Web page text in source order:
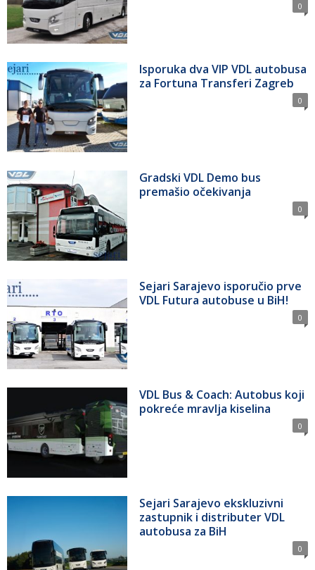
0
Isporuka dva VIP VDL autobusa
za Fortuna Transferi Zagreb
0
Gradski VDL Demo bus
premašio očekivanja
0
Sejari Sarajevo isporučio prve
VDL Futura autobuse u BiH!
0
VDL Bus & Coach: Autobus koji
pokreće mravlja kiselina
0
Sejari Sarajevo ekskluzivni
zastupnik i distributer VDL
autobusa za BiH
0